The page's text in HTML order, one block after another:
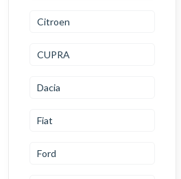
Citroen
CUPRA
Dacia
Fiat
Ford